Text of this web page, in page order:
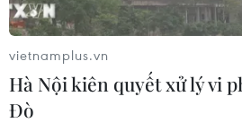
vietnamplus.vn
Hà Nội kiên quyết xử lý vi
Đò